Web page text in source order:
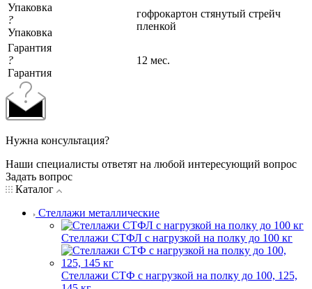
Упаковка
?
Упаковка
гофрокартон стянутый стрейч
пленкой
Гарантия
?
Гарантия
12 мес.
Нужна консультация?
Наши специалисты ответят на любой интересующий вопрос
Задать вопрос
Каталог
Стеллажи металлические
Стеллажи СТФЛ с нагрузкой на полку до 100 кг
Стеллажи СТФ с нагрузкой на полку до 100, 125,